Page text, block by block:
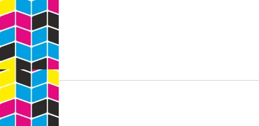
Z
á
p